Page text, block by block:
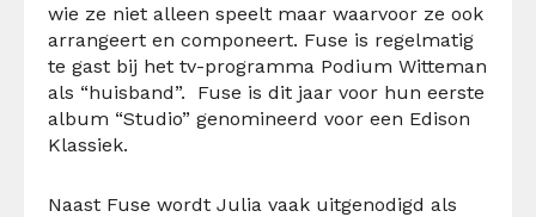
wie ze niet alleen speelt maar waarvoor ze ook
arrangeert en componeert. Fuse is regelmatig
te gast bij het tv-programma Podium Witteman
als “huisband”. Fuse is dit jaar voor hun eerste
album “Studio” genomineerd voor een Edison
Klassiek.
Naast Fuse wordt Julia vaak uitgenodigd als